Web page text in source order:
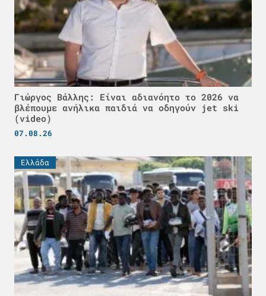
Γιώργος Βάλλης: Είναι αδιανόητο το 2026 να
βλέπουμε ανήλικα παιδιά να οδηγούν jet ski
(video)
07.08.26
Ελλάδα